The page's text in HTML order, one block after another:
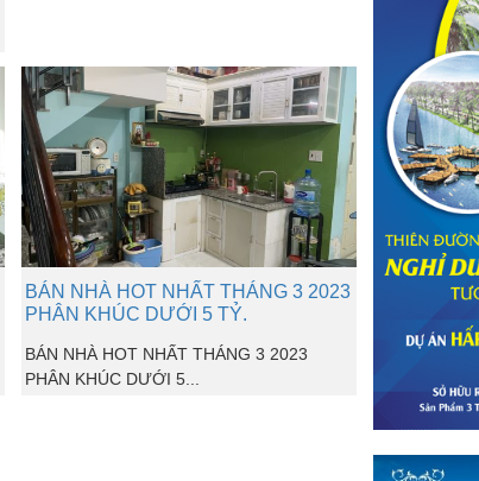
BÁN NHÀ HOT NHẤT THÁNG 3 2023
PHÂN KHÚC DƯỚI 5 TỶ.
BÁN NHÀ HOT NHẤT THÁNG 3 2023
PHÂN KHÚC DƯỚI 5...